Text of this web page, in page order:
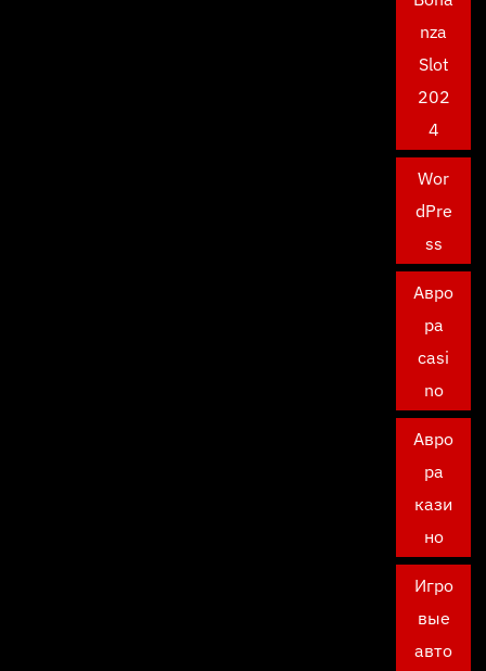
nza
Slot
202
4
Wor
dPre
ss
Авро
ра
casi
no
Авро
ра
кази
но
Игро
вые
авто